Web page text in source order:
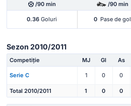
/90 min /90 min
0.36 Goluri 0 Pase de gol
Sezon 2010/2011
Competiție MJ Gl As
Serie C 1 0 0
Total 2010/2011 1 0 0